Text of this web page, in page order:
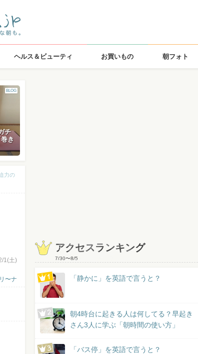
ヘルス＆ビューティ お買いもの 朝フォト
BLOG
チ
き
力の
1(土)
〜ナ
アクセスランキング
7/30〜8/5
「静かに」を英語で言うと？
朝4時台に起きる人は何してる？早起き
さん3人に学ぶ「朝時間の使い方」
「バス停」を英語で言うと？